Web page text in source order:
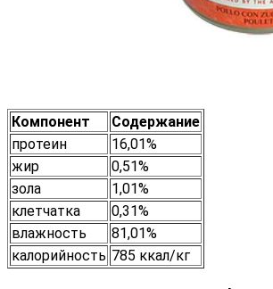
Компонент
Содержание
протеин
16,01%
жир
0,51%
зола
1,01%
клетчатка
0,31%
влажность
81,01%
калорийность 785 ккал/кг